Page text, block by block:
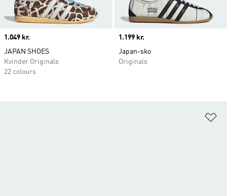
Price
1.049 kr.
JAPAN SHOES
Kvinder Originals
22 colours
Price
1.199 kr.
Japan-sko
Originals